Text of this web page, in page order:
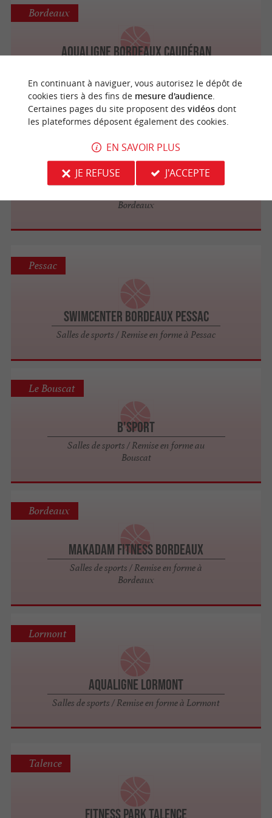
Aqualigne Bordeaux Caudéran
Bordeaux
Bordeaux
Magic Form Bordeaux
Bordeaux
Swimcenter Bordeaux Pessac
Salles de sports / Remise en forme à Pessac
Pessac
B'SPORT
Salles de sports / Remise en forme au
Bouscat
Le Bouscat
Makadam Fitness Bordeaux
Salles de sports / Remise en forme à
Bordeaux
Bordeaux
Aqualigne Lormont
Salles de sports / Remise en forme à Lormont
Lormont
Fitness Park Talence
Talence
En continuant à naviguer, vous autorisez le dépôt de
cookies tiers à des fins de mesure d'audience.
Certaines pages du site proposent des vidéosdont
les plateformes déposent également des cookies.
EN SAVOIR PLUS
JE REFUSE
J'ACCEPTE